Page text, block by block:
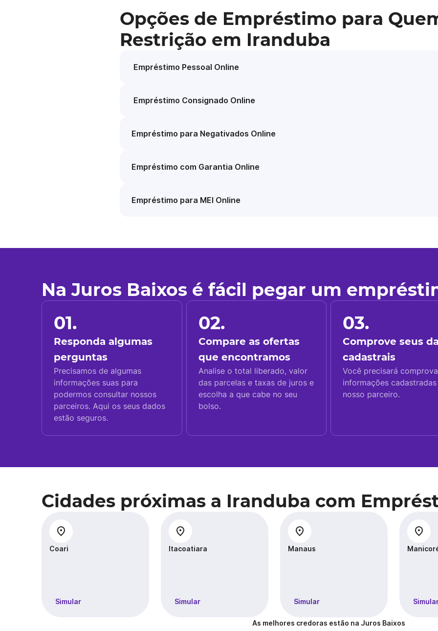
Opções de Empréstimo para
Restrição em Iranduba
Empréstimo Pessoal Online
Empréstimo Consignado Online
Empréstimo para Negativados Online
Empréstimo com Garantia Online
Empréstimo para MEI Online
Na Juros Baixos é fácil pegar um
01.
Responda algumas
perguntas
Precisamos de algumas
informações suas para
podermos consultar nossos
parceiros. Aqui os seus dados
estão seguros.
02.
Compare as ofertas
que encontramos
Analise o total liberado, valor
das parcelas e taxas de juros e
escolha a que cabe no seu
bolso.
03.
Comprove seus
cadastrais
Você precisará
informações
nosso parceiro.
Cidades próximas a Iranduba com
Coari
Simular
Itacoatiara
Simular
Manaus
Simular
As melhores credoras estão na Juros Baixos